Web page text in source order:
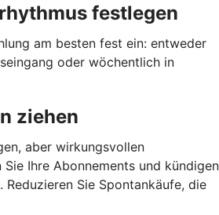
festlegen
am besten fest ein: entweder
oder wöchentlich in
ziehen
aber wirkungsvollen
Ihre Abonnements und kündigen
Reduzieren Sie Spontankäufe, die